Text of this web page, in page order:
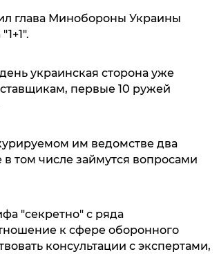
глава Минобороны Украины
украинская сторона уже
первые 10 ружей
им ведомстве два
в том числе займутся вопросами
"секретно" с ряда
к сфере оборонного
консультации с экспертами,